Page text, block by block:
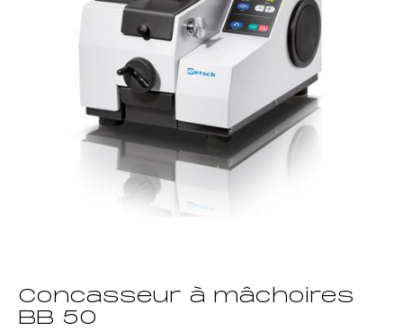
Concasseur à mâchoires
BB 50